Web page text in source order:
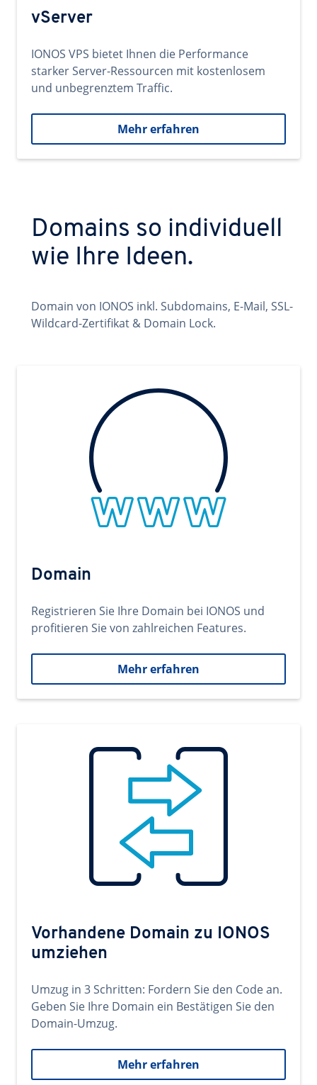
vServer
IONOS VPS bietet Ihnen die Performance
starker Server-Ressourcen mit kostenlosem
und unbegrenztem Traffic.
Mehr erfahren
Domains so individuell
wie Ihre Ideen.
Domain von IONOS inkl. Subdomains, E-Mail, SSL-
Wildcard-Zertifikat & Domain Lock.
Domain
Registrieren Sie Ihre Domain bei IONOS und
profitieren Sie von zahlreichen Features.
Mehr erfahren
Vorhandene Domain zu IONOS
umziehen
Umzug in 3 Schritten: Fordern Sie den Code an.
Geben Sie Ihre Domain ein Bestätigen Sie den
Domain-Umzug.
Mehr erfahren